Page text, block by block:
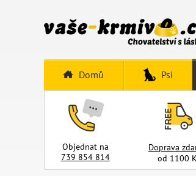
Domů Psi
Objednat na
739 854 814
Doprava
od 1100